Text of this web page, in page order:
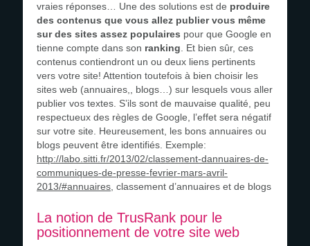
vraies réponses… Une des solutions est de produire
des contenus que vous allez publier vous même
sur des sites assez populaires pour que Google en
tienne compte dans son ranking . Et bien sûr, ces
contenus contiendront un ou deux liens pertinents
vers votre site! Attention toutefois à bien choisir les
sites web (annuaires,, blogs…) sur lesquels vous aller
publier vos textes. S’ils sont de mauvaise qualité, peu
respectueux des règles de Google, l’effet sera négatif
sur votre site. Heureusement, les bons annuaires ou
blogs peuvent être identifiés. Exemple:
http://labo.sitti.fr/2013/02/classement-dannuaires-de-
communiques-de-presse-fevrier-mars-avril-
2013/#annuaires , classement d’annuaires et de blogs
La notion de TrusRank pour le
positionnement de votre site web